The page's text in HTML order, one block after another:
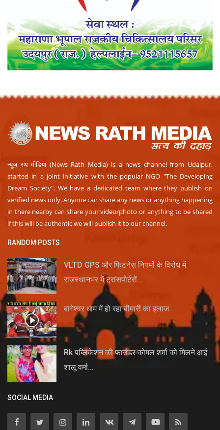
न्यूज़ रथ मीडिया (News Rath Media) is a news channel from Udaipur,
started in a joint initiative with the popular NGO "The Developing
Dream Society". We have a dedicated team where they publish on
verified news only. Anyone can share any news or anything happening
in there nearby can share your video/photo or anything to be shared
if this will be authentic we will publish it to our channel.
RANDOM POSTS
VLTD GPS और फिटनेस नियमों के विरोध में
राजस्थानभर में ट्रांसपोर्टरों...
बागेश्वर धाम में हो रहा बीमारी का इलाज
Rk पब्लिकेशन की फाउंडर कोमल शर्मा को मिलने आई
शालू वर्मा...
SOCIAL MEDIA